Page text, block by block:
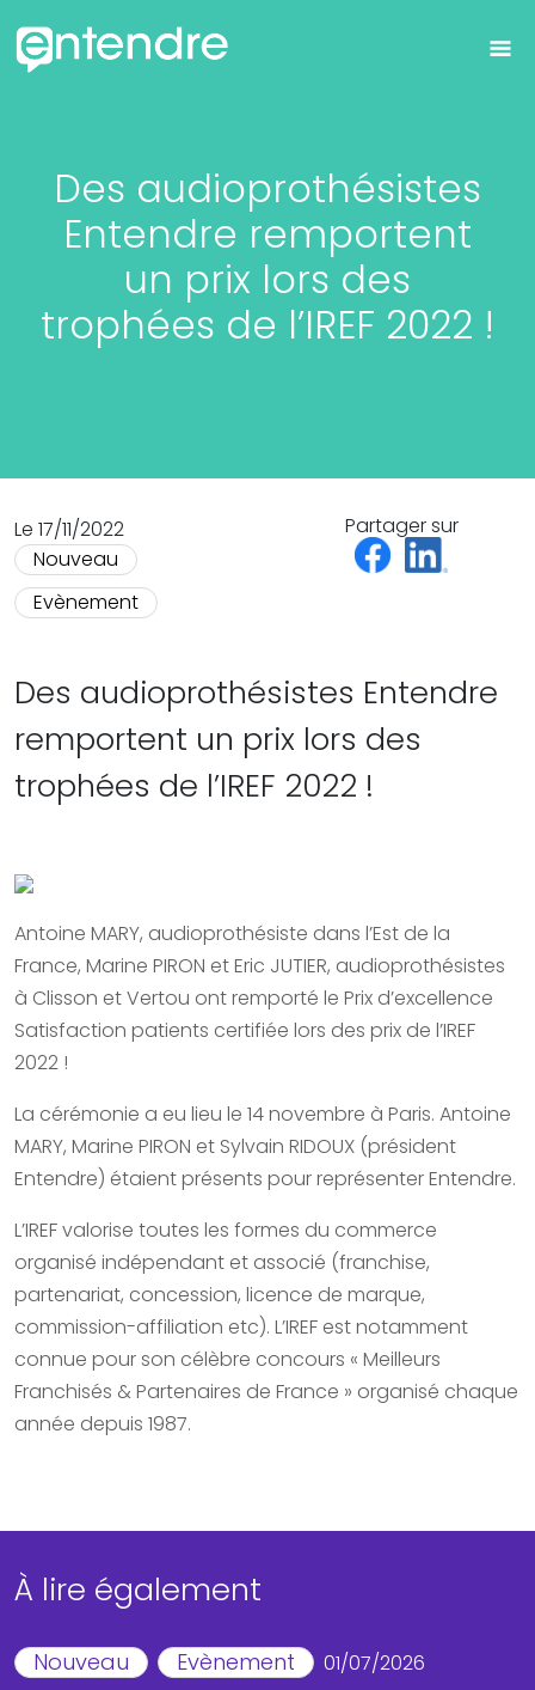
Des audioprothésistes
Entendre remportent
un prix lors des
trophées de l’IREF 2022 !
Le 17/11/2022
Nouveau
Evènement
Partager sur
Des audioprothésistes Entendre
remportent un prix lors des
trophées de l’IREF 2022 !
Antoine MARY, audioprothésiste dans l’Est de la
France, Marine PIRON et Eric JUTIER, audioprothésistes
à Clisson et Vertou ont remporté le Prix d’excellence
Satisfaction patients certifiée lors des prix de l’IREF
2022 !
La cérémonie a eu lieu le 14 novembre à Paris. Antoine
MARY, Marine PIRON et Sylvain RIDOUX (président
Entendre) étaient présents pour représenter Entendre.
L’IREF valorise toutes les formes du commerce
organisé indépendant et associé (franchise,
partenariat, concession, licence de marque,
commission-affiliation etc). L’IREF est notamment
connue pour son célèbre concours « Meilleurs
Franchisés & Partenaires de France » organisé chaque
année depuis 1987.
À lire également
Nouveau Evènement
01/07/2026